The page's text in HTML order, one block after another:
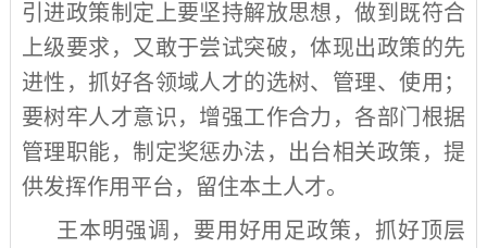
引进政策制定上要坚持解放思想，做到既符合
上级要求，又敢于尝试突破，体现出政策的先
进性，抓好各领域人才的选树、管理、使用；
要树牢人才意识，增强工作合力，各部门根据
管理职能，制定奖惩办法，出台相关政策，提
供发挥作用平台，留住本土人才。
王本明强调，要用好用足政策，抓好顶层